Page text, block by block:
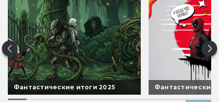
Фантастические итоги 2025 Фантастические